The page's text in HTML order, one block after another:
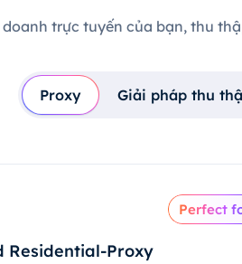
trực tuyến của bạn, thu
Proxy Giải pháp thu
Perfect
Residential-Proxy